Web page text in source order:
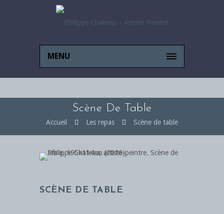
MENU
Scène De Table
Accueil Les repas Scène de table
SCÈNE DE TABLE